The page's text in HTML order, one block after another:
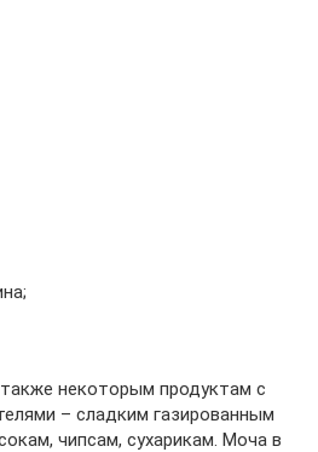
некоторым продуктам с
– сладким газированным
чипсам, сухарикам. Моча в